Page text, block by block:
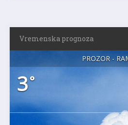
Vremenska prognoza
PROZOR -
3°